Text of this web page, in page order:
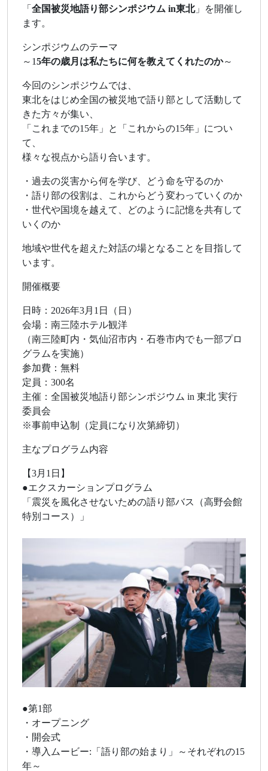
「 全国被災地語り部シンポジウム in東北」を開催し
ます。
シンポジウムのテーマ
～15年の歳月は私たちに何を教えてくれたのか～
今回のシンポジウムでは、
東北をはじめ全国の被災地で語り部として活動して
きた方々が集い、
「これまでの15年」と「これからの15年」につい
て、
様々な視点から語り合います。
・過去の災害から何を学び、どう命を守るのか
・語り部の役割は、これからどう変わっていくのか
・世代や国境を越えて、どのように記憶を共有して
いくのか
地域や世代を超えた対話の場となることを目指して
います。
開催概要
日時：2026年3月1日（日）
会場：南三陸ホテル観洋
（南三陸町内・気仙沼市内・石巻市内でも一部プロ
グラムを実施）
参加費：無料
定員：300名
主催：全国被災地語り部シンポジウム in 東北 実行
委員会
※事前申込制（定員になり次第締切）
主なプログラム内容
【3月1日】
●エクスカーションプログラム
「震災を風化させないための語り部バス（高野会館
特別コース）」
●第1部
・オープニング
・開会式
・導入ムービー:「語り部の始まり」～それぞれの15
年～